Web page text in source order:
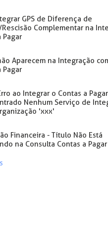
GPS de Diferença de
Complementar na
Pagar
Aparecem na Integração
Pagar
ao Integrar o Contas a
Nenhum Serviço de
'xxx'
Financeira - Título Não Está
na Consulta Contas a Pagar